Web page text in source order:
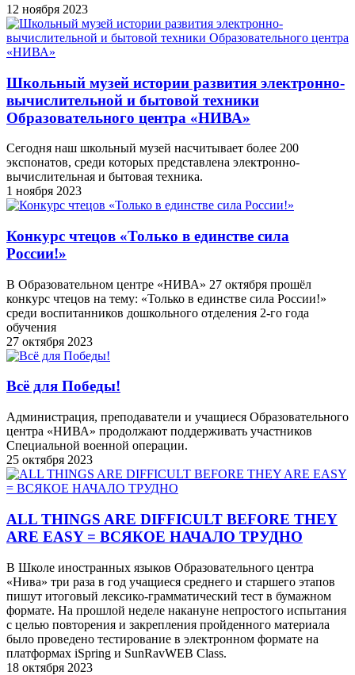
12 ноября 2023
Школьный музей истории развития электронно-
вычислительной и бытовой техники
Образовательного центра «НИВА»
Сегодня наш школьный музей насчитывает более 200
экспонатов, среди которых представлена электронно-
вычислительная и бытовая техника.
1 ноября 2023
Конкурс чтецов «Только в единстве сила
России!»
В Образовательном центре «НИВА» 27 октября прошёл
конкурс чтецов на тему: «Только в единстве сила России!»
среди воспитанников дошкольного отделения 2-го года
обучения
27 октября 2023
Всё для Победы!
Администрация, преподаватели и учащиеся Образовательного
центра «НИВА» продолжают поддерживать участников
Специальной военной операции.
25 октября 2023
ALL THINGS ARE DIFFICULT BEFORE THEY
ARE EASY = ВСЯКОЕ НАЧАЛО ТРУДНО
В Школе иностранных языков Образовательного центра
«Нива» три раза в год учащиеся среднего и старшего этапов
пишут итоговый лексико-грамматический тест в бумажном
формате. На прошлой неделе накануне непростого испытания
с целью повторения и закрепления пройденного материала
было проведено тестирование в электронном формате на
платформах iSpring и SunRavWEB Class.
18 октября 2023